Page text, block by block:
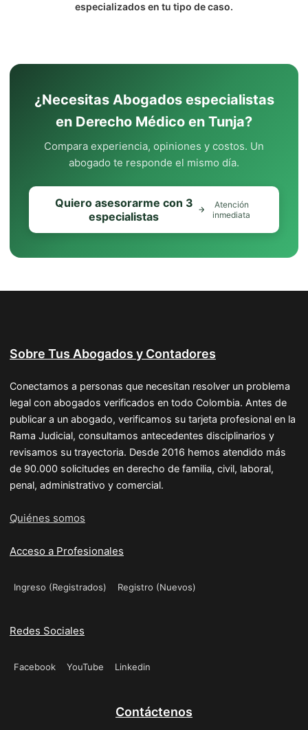
especializados en tu tipo de caso.
¿Necesitas Abogados especialistas
en Derecho Médico en Tunja?
Compara experiencia, opiniones y costos. Un
abogado te responde el mismo día.
Quiero asesorarme con 3
especialistas
Atención
inmediata
Sobre Tus Abogados y Contadores
Conectamos a personas que necesitan resolver un problema
legal con abogados verificados en todo Colombia. Antes de
publicar a un abogado, verificamos su tarjeta profesional en la
Rama Judicial, consultamos antecedentes disciplinarios y
revisamos su trayectoria. Desde 2016 hemos atendido más
de 90.000 solicitudes en derecho de familia, civil, laboral,
penal, administrativo y comercial.
Quiénes somos
Acceso a Profesionales
Ingreso (Registrados) Registro (Nuevos)
Redes Sociales
Facebook YouTube Linkedin
Contáctenos